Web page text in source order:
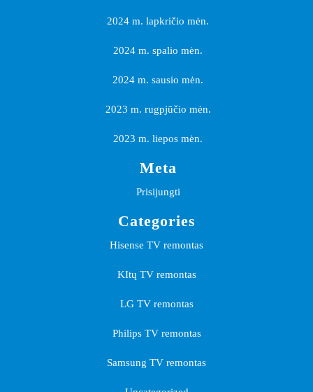
2024 m. lapkričio mėn.
2024 m. spalio mėn.
2024 m. sausio mėn.
2023 m. rugpjūčio mėn.
2023 m. liepos mėn.
Meta
Prisijungti
Categories
Hisense TV remontas
KItų TV remontas
LG TV remontas
Philips TV remontas
Samsung TV remontas